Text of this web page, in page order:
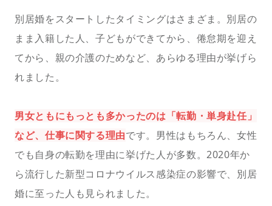
別居婚をスタートしたタイミングはさまざま。別居の
まま入籍した人、子どもができてから、倦怠期を迎え
てから、親の介護のためなど、あらゆる理由が挙げら
れました。
男女ともにもっとも多かったのは「転勤・単身赴任」
など、仕事に関する理由です。男性はもちろん、女性
でも自身の転勤を理由に挙げた人が多数。2020年か
ら流行した新型コロナウイルス感染症の影響で、別居
婚に至った人も見られました。